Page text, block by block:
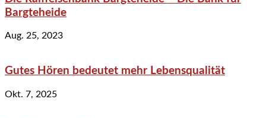
Bargteheide
Aug. 25, 2023
Gutes Hören bedeutet mehr Lebensqualität
Okt. 7, 2025